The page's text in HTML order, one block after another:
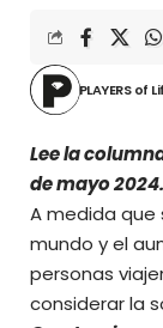
PLAYERS of
Lee la
de mayo 2024.
A medida que
mundo y el
personas
considerar la